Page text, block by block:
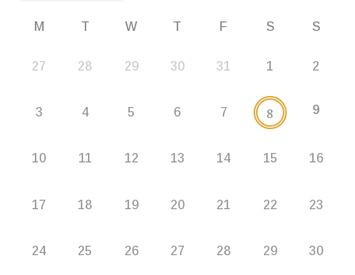
M T W T F S S
27 28 29 30 31 1 2
3 4 5 6 7 8 9
10 11 12 13 14 15 16
17 18 19 20 21 22 23
24 25 26 27 28 29 30